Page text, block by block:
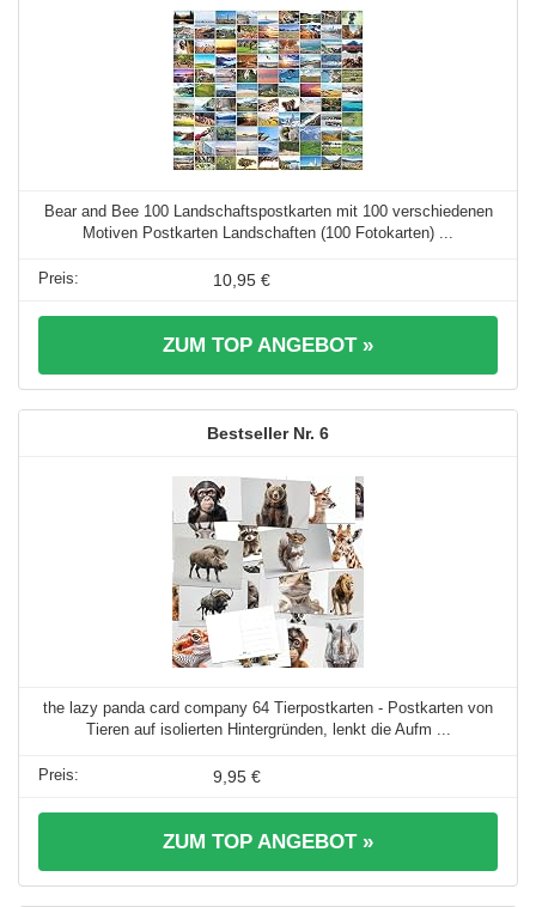
Bear and Bee 100 Landschaftspostkarten mit 100 verschiedenen
Motiven Postkarten Landschaften (100 Fotokarten) ...
10,95 €
ZUM TOP ANGEBOT »
6
the lazy panda card company 64 Tierpostkarten - Postkarten von
Tieren auf isolierten Hintergründen, lenkt die Aufm ...
9,95 €
ZUM TOP ANGEBOT »